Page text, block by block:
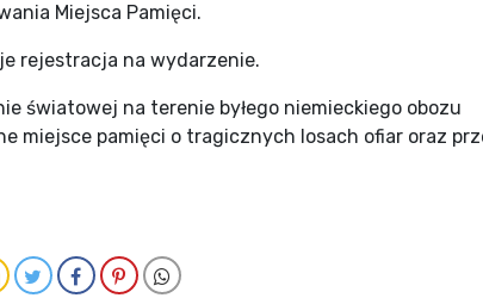
Miejsca Pamięci.
rejestracja na wydarzenie.
światowej na terenie byłego niemieckiego obozu
miejsce pamięci o tragicznych losach ofiar oraz